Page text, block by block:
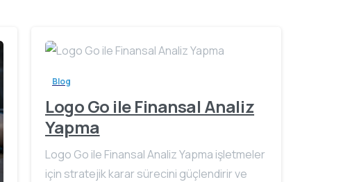
Blog
Logo Go ile Finansal Analiz
Yapma
Logo Go ile Finansal Analiz Yapma işletmeler
için stratejik karar sürecini güçlendirir ve